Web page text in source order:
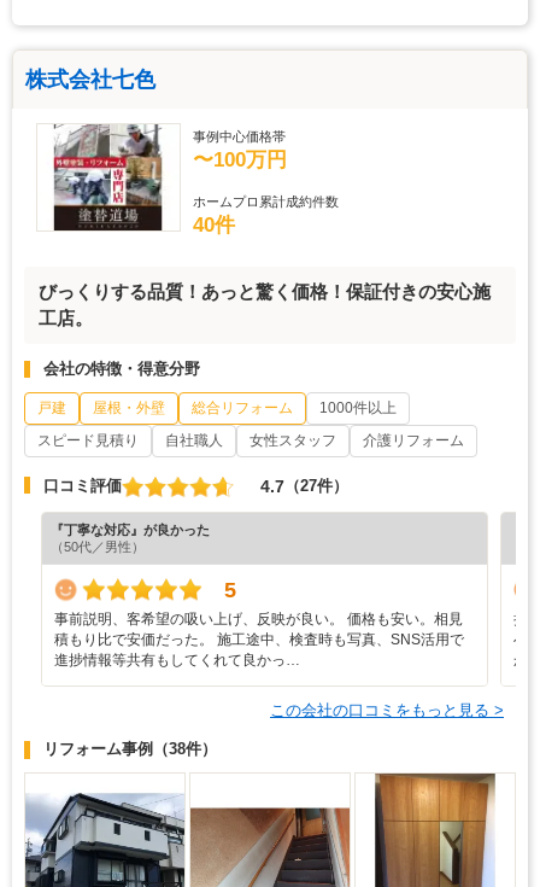
株式会社七色
事例中心価格帯
〜100万円
ホームプロ累計成約件数
40件
びっくりする品質！あっと驚く価格！保証付きの安心施
工店。
会社の特徴・得意分野
戸建 屋根・外壁 総合リフォーム
1000件以上
スピード見積り
自社職人 女性スタッフ 介護リフォーム
口コミ評価 4.7 （27件）
『丁寧な対応』が良かった
（50代／男性）
5
事前説明、客希望の吸い上げ、反映が良い。 価格も安い。相見
積もり比で安価だった。 施工途中、検査時も写真、SNS活用で
進捗情報等共有もしてくれて良かっ…
担
へ
か
この会社の口コミをもっと見る >
リフォーム事例 （38件）